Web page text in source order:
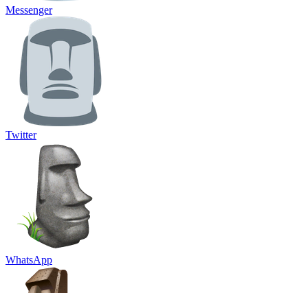
Messenger
Twitter
WhatsApp